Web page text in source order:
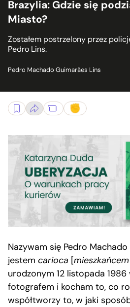
Brazylia: Gdzie się
Miasto?
Zostałem postrzelony przez
Pedro Lins.
Pedro Machado Guimarães Lins
Nazywam się Pedro
jestem carioca [
urodzonym 12 listopada
fotografem i kocham to, co
współtworzy to, w jaki